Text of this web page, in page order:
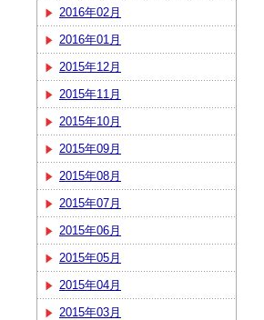
2016年02月
2016年01月
2015年12月
2015年11月
2015年10月
2015年09月
2015年08月
2015年07月
2015年06月
2015年05月
2015年04月
2015年03月